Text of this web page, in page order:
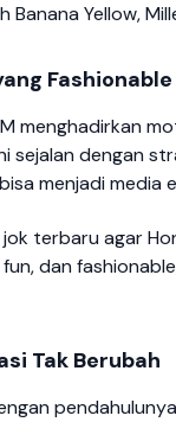
Yellow,
Fashionable
menghadirkan
sejalan dengan
menjadi media
terbaru agar
dan
Tak Berubah